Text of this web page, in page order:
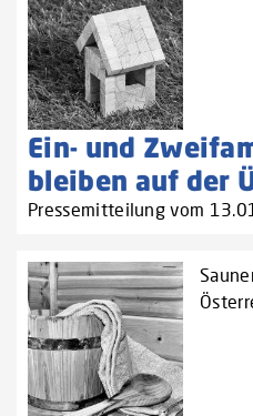
Ein- und
bleiben auf der
Pressemitteilung vom